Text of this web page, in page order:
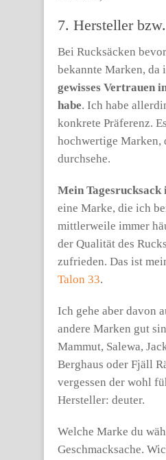
7. Hersteller
Bei Rucksäcken
bekannte Marken, da
gewisses Vertrauen
habe. Ich habe
konkrete Präferenz.
hochwertige Marken,
durchsehe.
Mein Tagesrucksack
eine Marke, die ich
mittlerweile immer
der Qualität des
zufrieden. Das ist
Talon 33.
Ich gehe aber davon
andere Marken gut
Mammut, Salewa,
Berghaus oder Fjäll
vergessen der wohl
Hersteller: deuter.
Welche Marke du
Geschmacksache.